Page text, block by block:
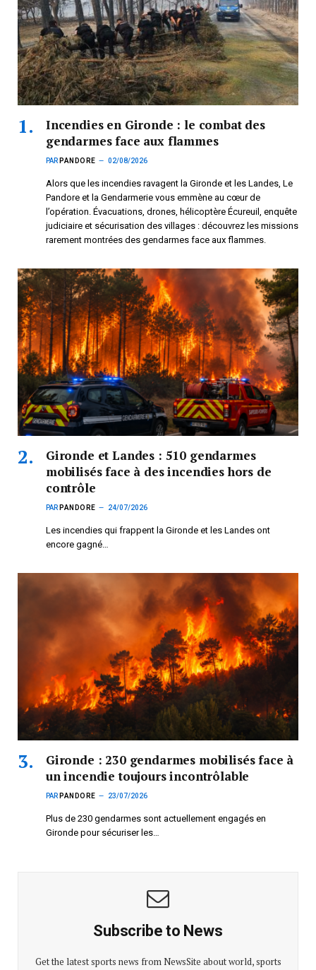
Incendies en Gironde : le combat des
gendarmes face aux flammes
PAR PANDORE 02/08/2026
Alors que les incendies ravagent la Gironde et les Landes, Le
Pandore et la Gendarmerie vous emmène au cœur de
l’opération. Évacuations, drones, hélicoptère Écureuil, enquête
judiciaire et sécurisation des villages : découvrez les missions
rarement montrées des gendarmes face aux flammes.
Gironde et Landes : 510 gendarmes
mobilisés face à des incendies hors de
contrôle
PAR PANDORE 24/07/2026
Les incendies qui frappent la Gironde et les Landes ont
encore gagné…
Gironde : 230 gendarmes mobilisés face à
un incendie toujours incontrôlable
PAR PANDORE 23/07/2026
Plus de 230 gendarmes sont actuellement engagés en
Gironde pour sécuriser les…
Subscribe to News
Get the latest sports news from NewsSite about world, sports